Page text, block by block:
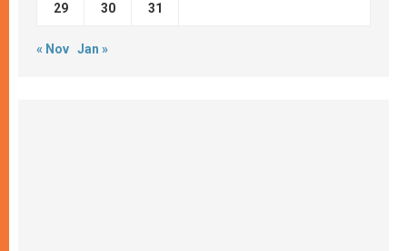
29 30 31
« Nov Jan »